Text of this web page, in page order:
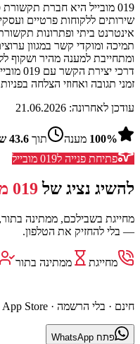
019 מובייל היא חברת
שירותים ללקוחות פרטיים
אינטרנט ביתי ופתרונות
תמיכה ומוקדי קשר במגוון
ומתחייבת למענה מהיר ושקוף
דרכי
זמני תגובה ואחוזי הצלחה
עודכן לאחרונה: 21.06.2026
100% מענה תוך 43.6
פתיחת פנייה ל019 מובייל
להשיג נציג של019 מובייל
מחייגת בשבילכם, ממתינה
— בלי להחזיק את הטלפון.
מחייגת ממתינה בתור
חינם · בלי הרשמה · App Store
פתח WhatsApp